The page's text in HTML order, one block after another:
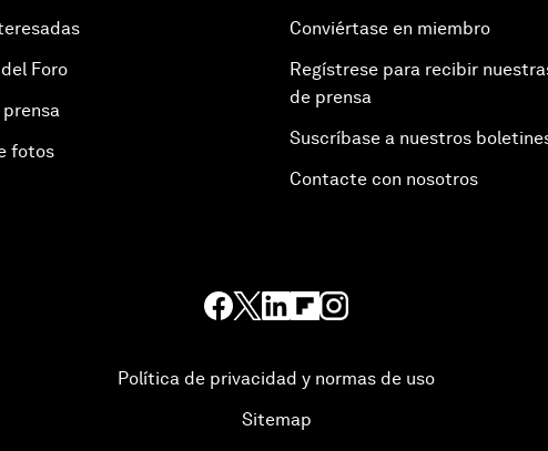
Foro
fotos
Conviértase en miembro
Regístrese para recibir
de prensa
Suscríbase a nuestros
Contacte con nosotros
Política de privacidad y normas de uso
Sitemap